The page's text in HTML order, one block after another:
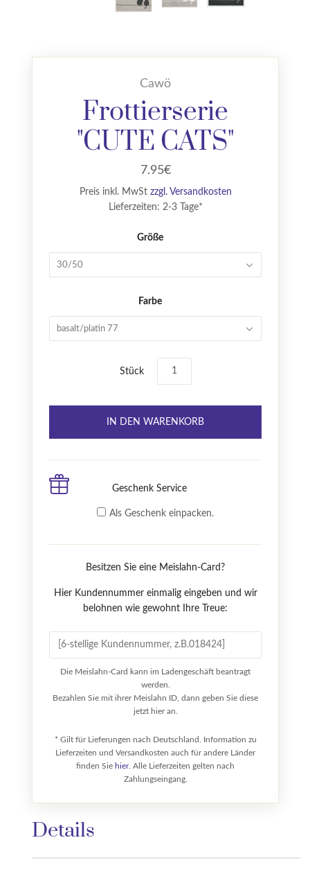
Cawö
Frottierserie
"CUTE CATS"
7.95€
Preis inkl. MwSt zzgl. Versandkosten
Lieferzeiten: 2-3 Tage*
Größe
30/50
Farbe
basalt/platin 77
Stück
Geschenk Service
Als Geschenk einpacken.
Besitzen Sie eine Meislahn-Card?
Hier Kundennummer einmalig eingeben und wir
belohnen wie gewohnt Ihre Treue:
Die Meislahn-Card kann im Ladengeschäft beantragt
werden.
Bezahlen Sie mit ihrer Meislahn ID, dann geben Sie diese
jetzt hier an.
* Gilt für Lieferungen nach Deutschland. Information zu
Lieferzeiten und Versandkosten auch für andere Länder
finden Sie hier. Alle Lieferzeiten gelten nach
Zahlungseingang.
Details